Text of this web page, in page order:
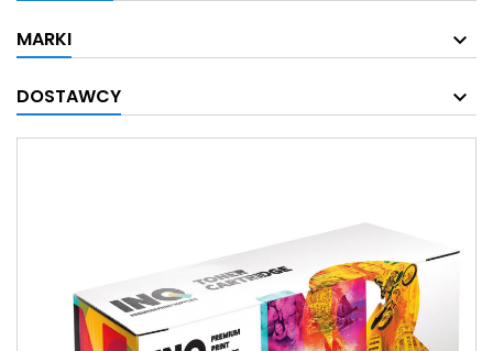
MARKI
DOSTAWCY